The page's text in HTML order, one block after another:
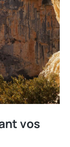
vos